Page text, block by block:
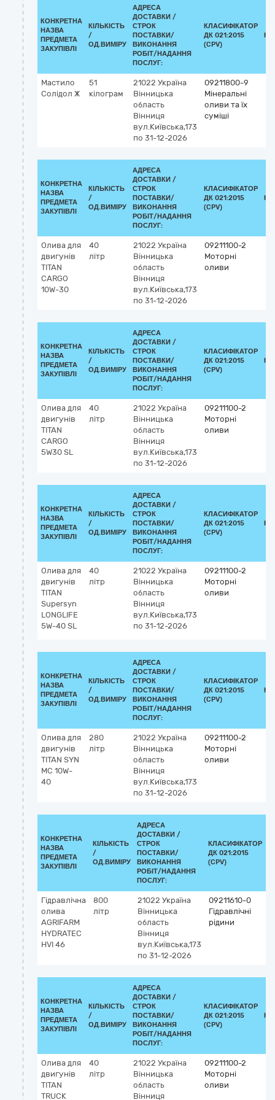
КОНКРЕТНА
НАЗВА
ПРЕДМЕТА
ЗАКУПІВЛІ
КІЛЬКІСТЬ
/
ОД.ВИМІРУ
АДРЕСА
ДОСТАВКИ /
СТРОК
ПОСТАВКИ/
ВИКОНАННЯ
РОБІТ/НАДАННЯ
ПОСЛУГ:
КЛАСИФІКАТОР
ДК 021:2015
(CPV)
Мастило
Солідол Ж
51
кілограм
21022 Україна
Вінницька
область
Вінниця
вул.Київська,173
по 31-12-2026
09211800-9
Мінеральні
оливи та їх
суміші
КОНКРЕТНА
НАЗВА
ПРЕДМЕТА
ЗАКУПІВЛІ
КІЛЬКІСТЬ
/
ОД.ВИМІРУ
АДРЕСА
ДОСТАВКИ /
СТРОК
ПОСТАВКИ/
ВИКОНАННЯ
РОБІТ/НАДАННЯ
ПОСЛУГ:
КЛАСИФІКАТОР
ДК 021:2015
(CPV)
Олива для
двигунів
TITAN
CARGO
10W-30
40
літр
21022 Україна
Вінницька
область
Вінниця
вул.Київська,173
по 31-12-2026
09211100-2
Моторні
оливи
КОНКРЕТНА
НАЗВА
ПРЕДМЕТА
ЗАКУПІВЛІ
КІЛЬКІСТЬ
/
ОД.ВИМІРУ
АДРЕСА
ДОСТАВКИ /
СТРОК
ПОСТАВКИ/
ВИКОНАННЯ
РОБІТ/НАДАННЯ
ПОСЛУГ:
КЛАСИФІКАТОР
ДК 021:2015
(CPV)
Олива для
двигунів
TITAN
CARGO
5W30 SL
40
літр
21022 Україна
Вінницька
область
Вінниця
вул.Київська,173
по 31-12-2026
09211100-2
Моторні
оливи
КОНКРЕТНА
НАЗВА
ПРЕДМЕТА
ЗАКУПІВЛІ
КІЛЬКІСТЬ
/
ОД.ВИМІРУ
АДРЕСА
ДОСТАВКИ /
СТРОК
ПОСТАВКИ/
ВИКОНАННЯ
РОБІТ/НАДАННЯ
ПОСЛУГ:
КЛАСИФІКАТОР
ДК 021:2015
(CPV)
Олива для
двигунів
TITAN
Supersyn
LONGLIFE
5W-40 SL
40
літр
21022 Україна
Вінницька
область
Вінниця
вул.Київська,173
по 31-12-2026
09211100-2
Моторні
оливи
КОНКРЕТНА
НАЗВА
ПРЕДМЕТА
ЗАКУПІВЛІ
КІЛЬКІСТЬ
/
ОД.ВИМІРУ
АДРЕСА
ДОСТАВКИ /
СТРОК
ПОСТАВКИ/
ВИКОНАННЯ
РОБІТ/НАДАННЯ
ПОСЛУГ:
КЛАСИФІКАТОР
ДК 021:2015
(CPV)
Олива для
двигунів
TITAN SYN
MC 10W-
40
280
літр
21022 Україна
Вінницька
область
Вінниця
вул.Київська,173
по 31-12-2026
09211100-2
Моторні
оливи
КОНКРЕТНА
НАЗВА
ПРЕДМЕТА
ЗАКУПІВЛІ
КІЛЬКІСТЬ
/
ОД.ВИМІРУ
АДРЕСА
ДОСТАВКИ /
СТРОК
ПОСТАВКИ/
ВИКОНАННЯ
РОБІТ/НАДАННЯ
ПОСЛУГ:
КЛАСИФІКАТОР
ДК 021:2015
(CPV)
Гідравлічна
олива
AGRIFARM
HYDRATEC
HVI 46
800
літр
21022 Україна
Вінницька
область
Вінниця
вул.Київська,173
по 31-12-2026
09211610-0
Гідравлічні
рідини
КОНКРЕТНА
НАЗВА
ПРЕДМЕТА
ЗАКУПІВЛІ
КІЛЬКІСТЬ
/
ОД.ВИМІРУ
АДРЕСА
ДОСТАВКИ /
СТРОК
ПОСТАВКИ/
ВИКОНАННЯ
РОБІТ/НАДАННЯ
ПОСЛУГ:
КЛАСИФІКАТОР
ДК 021:2015
(CPV)
Олива для
двигунів
TITAN
TRUCK
40
літр
21022 Україна
Вінницька
область
Вінниця
09211100-2
Моторні
оливи